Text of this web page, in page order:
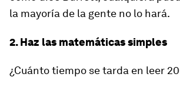
la mayoría de la gente no lo hará.
2. Haz las matemáticas simples
¿Cuánto tiempo se tarda en leer